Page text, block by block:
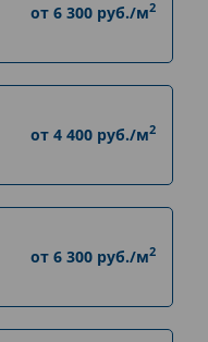
от 6 300 руб./м2
от 4 400 руб./м2
от 6 300 руб./м2